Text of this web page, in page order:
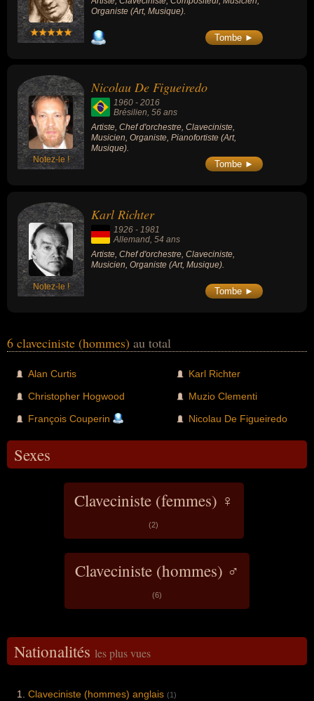
Organiste (Art, Musique).
Tombe ►
Notez-le !
Nicolau De Figueiredo
1960 - 2016
Brésilien, 56 ans
Artiste, Chef d'orchestre, Claveciniste,
Musicien, Organiste, Pianofortiste (Art,
Musique).
Tombe ►
Notez-le !
Karl Richter
1926 - 1981
Allemand , 54 ans
Artiste, Chef d'orchestre, Claveciniste,
Musicien, Organiste (Art, Musique).
Tombe ►
6 claveciniste (hommes) au total
Alan Curtis
Christopher Hogwood
François Couperin
Karl Richter
Muzio Clementi
Nicolau De Figueiredo
Sexes
Claveciniste (femmes) ♀
(2)
Claveciniste (hommes) ♂
(6)
Nationalités les plus vues
Claveciniste (hommes) anglais (1)